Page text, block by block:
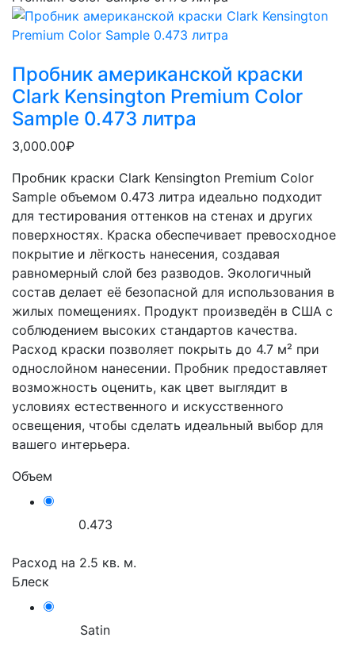
Пробник американской краски
Clark Kensington Premium Color
Sample 0.473 литра
3,000.00₽
Пробник краски Clark Kensington Premium Color
Sample объемом 0.473 литра идеально подходит
для тестирования оттенков на стенах и других
поверхностях. Краска обеспечивает превосходное
покрытие и лёгкость нанесения, создавая
равномерный слой без разводов. Экологичный
состав делает её безопасной для использования в
жилых помещениях. Продукт произведён в США с
соблюдением высоких стандартов качества.
Расход краски позволяет покрыть до 4.7 м² при
однослойном нанесении. Пробник предоставляет
возможность оценить, как цвет выглядит в
условиях естественного и искусственного
освещения, чтобы сделать идеальный выбор для
вашего интерьера.
Объем
0.473
Расход на 2.5 кв. м.
Блеск
Satin